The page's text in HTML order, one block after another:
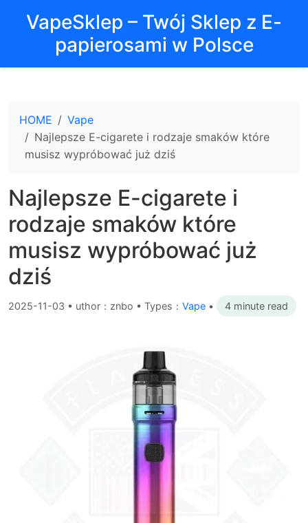
VapeSklep – Twój Sklep z E-
papierosami w Polsce
HOME
Vape
Najlepsze E-cigarete i rodzaje smaków które
musisz wypróbować już dziś
Najlepsze E-cigarete i
rodzaje smaków które
musisz wypróbować już
dziś
2025-11-03 • uthor：znbo • Types： Vape • 4 minute read